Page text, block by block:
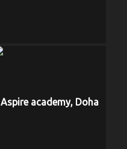
Aspire academy, Doha